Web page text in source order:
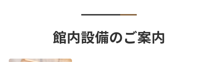
館内設備のご案内